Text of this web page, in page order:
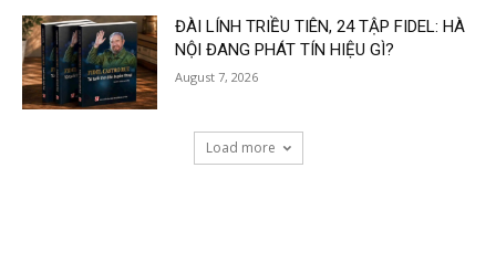
ĐÀI LÍNH TRIỀU TIÊN, 24 TẬP FIDEL: HÀ
NỘI ĐANG PHÁT TÍN HIỆU GÌ?
August 7, 2026
Load more